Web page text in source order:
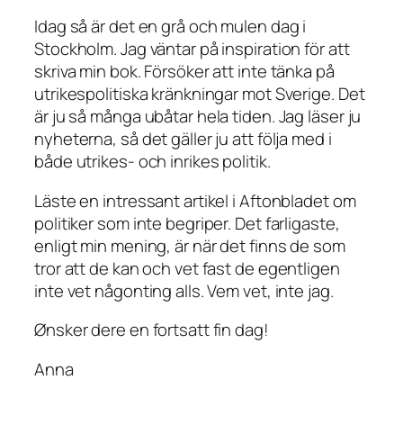
Idag så är det en grå och mulen dag i
Stockholm. Jag väntar på inspiration för att
skriva min bok. Försöker att inte tänka på
utrikespolitiska kränkningar mot Sverige. Det
är ju så många ubåtar hela tiden. Jag läser ju
nyheterna, så det gäller ju att följa med i
både utrikes- och inrikes politik.
Läste en intressant artikel i Aftonbladet om
politiker som inte begriper. Det farligaste,
enligt min mening, är när det finns de som
tror att de kan och vet fast de egentligen
inte vet någonting alls. Vem vet, inte jag.
Ønsker dere en fortsatt fin dag!
Anna